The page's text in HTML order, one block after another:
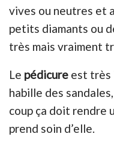
vives ou neutres et
petits diamants ou
très mais vraiment
Le pédicure est très
habille des
coup ça doit rendre
prend soin d’elle.